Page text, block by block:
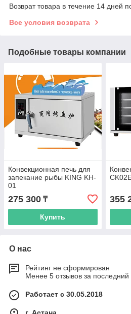
Возврат товара в течение 14 дней
Все условия возврата
Подобные товары компании
Конвекционная печь для
запекание рыбы KING KH-
01
275 300 ₸
Купить
355
О нас
Рейтинг не сформирован
Менее 5 отзывов за последний
Работает с 30.05.2018